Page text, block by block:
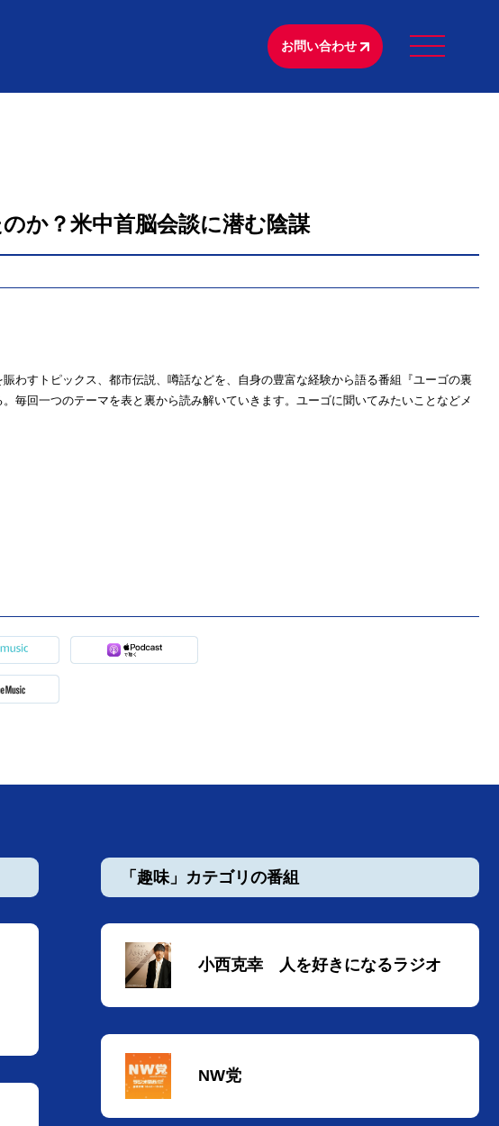
お問い合わせ
か？米中首脳会談に潜む陰謀
わすトピックス、都市伝説、噂話などを、自身の豊富な経験から語る番組『ユーゴの裏
毎回一つのテーマを表と裏から読み解いていきます。ユーゴに聞いてみたいことなどメ
「趣味」カテゴリの番組
小西克幸 人を好きになるラジオ
NW党